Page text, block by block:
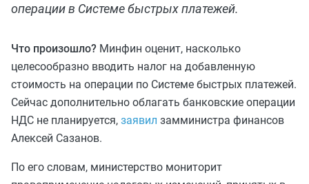
операции в Системе быстрых платежей.
Что произошло? Минфин оценит, насколько
целесообразно вводить налог на добавленную
стоимость на операции по Системе быстрых платежей.
Сейчас дополнительно облагать банковские операции
НДС не планируется, заявил замминистра финансов
Алексей Сазанов.
По его словам, министерство мониторит